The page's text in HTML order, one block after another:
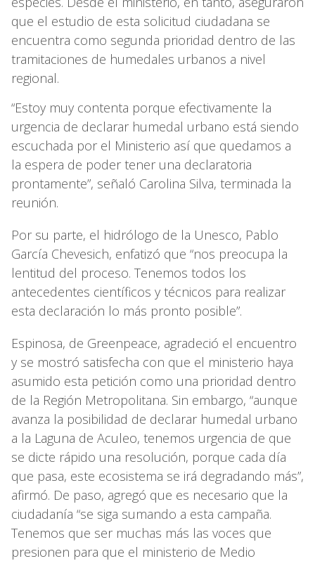
que el estudio de esta solicitud ciudadana se
encuentra como segunda prioridad dentro de las
tramitaciones de humedales urbanos a nivel
regional.
“Estoy muy contenta porque efectivamente la
urgencia de declarar humedal urbano está siendo
escuchada por el Ministerio así que quedamos a
la espera de poder tener una declaratoria
prontamente”, señaló Carolina Silva, terminada la
reunión.
Por su parte, el hidrólogo de la Unesco, Pablo
García Chevesich, enfatizó que “nos preocupa la
lentitud del proceso. Tenemos todos los
antecedentes científicos y técnicos para realizar
esta declaración lo más pronto posible”.
Espinosa, de Greenpeace, agradeció el encuentro
y se mostró satisfecha con que el ministerio haya
asumido esta petición como una prioridad dentro
de la Región Metropolitana. Sin embargo, “aunque
avanza la posibilidad de declarar humedal urbano
a la Laguna de Aculeo, tenemos urgencia de que
se dicte rápido una resolución, porque cada día
que pasa, este ecosistema se irá degradando más”,
afirmó. De paso, agregó que es necesario que la
ciudadanía “se siga sumando a esta campaña.
Tenemos que ser muchas más las voces que
presionen para que el ministerio de Medio